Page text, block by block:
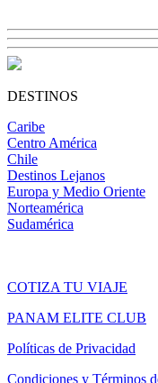
DESTINOS
Caribe
Centro América
Chile
Destinos Lejanos
Europa y Medio Oriente
Norteamérica
Sudamérica
COTIZA TU VIAJE
PANAM ELITE CLUB
Políticas de Privacidad
Condiciones y Términos